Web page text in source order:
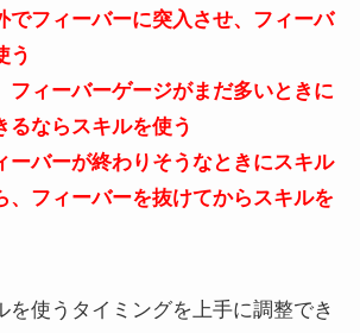
でフィーバーに突入させ、フィーバ
う
フィーバーゲージがまだ多いときに
るならスキルを使う
ーバーが終わりそうなときにスキル
、フィーバーを抜けてからスキルを
を使うタイミングを上手に調整でき